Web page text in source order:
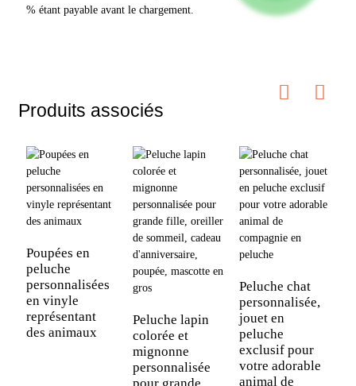
% étant payable avant le chargement.
Produits associés
Poupées en
peluche
personnalisées
en vinyle
représentant
des animaux
Peluche lapin
colorée et
mignonne
personnalisée
pour grande
Peluche chat
personnalisée,
jouet en
peluche
exclusif pour
votre adorable
animal de